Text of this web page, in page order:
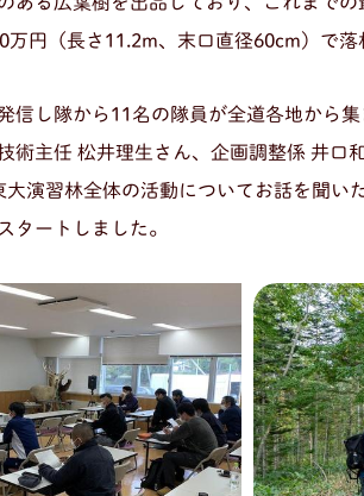
万円（長さ11.2m、末口直径60cm）で落
信し隊から11名の隊員が全道各地から
術主任 松井理生さん、企画調整係 井口
大演習林全体の活動についてお話を聞い
タートしました。